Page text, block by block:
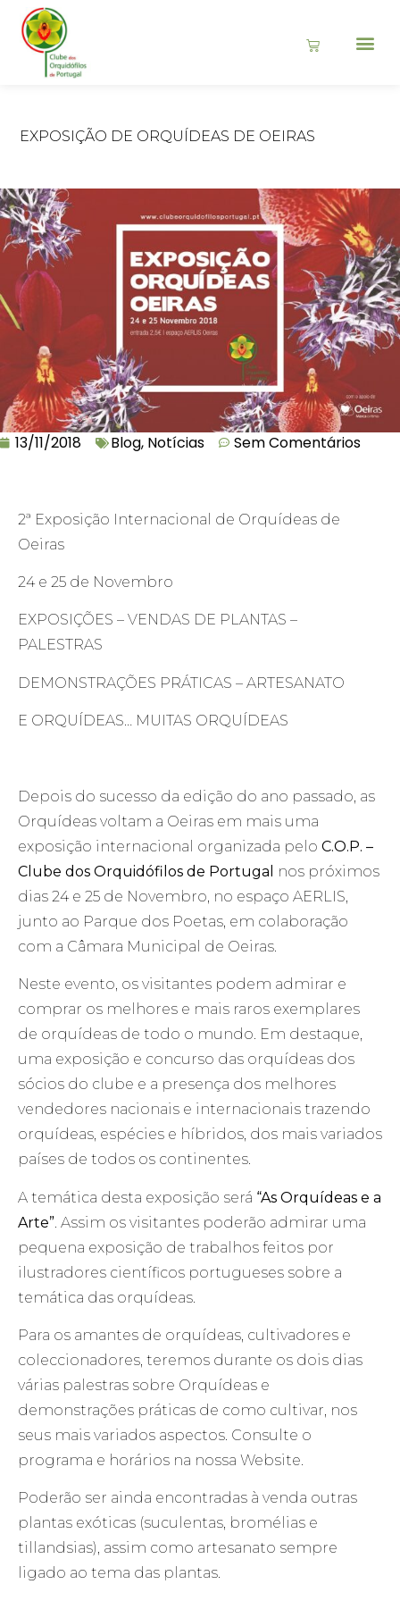
EXPOSIÇÃO DE ORQUÍDEAS DE OEIRAS
13/11/2018 Blog, Notícias Sem Comentários
2ª Exposição Internacional de Orquídeas de
Oeiras
24 e 25 de Novembro
EXPOSIÇÕES – VENDAS DE PLANTAS –
PALESTRAS
DEMONSTRAÇÕES PRÁTICAS – ARTESANATO
E ORQUÍDEAS… MUITAS ORQUÍDEAS
Depois do sucesso da edição do ano passado, as
Orquídeas voltam a Oeiras em mais uma
exposição internacional organizada pelo C.O.P. –
Clube dos Orquidófilos de Portugal
nos próximos
dias 24 e 25 de Novembro, no espaço AERLIS,
junto ao Parque dos Poetas, em colaboração
com a Câmara Municipal de Oeiras.
Neste evento, os visitantes podem admirar e
comprar os melhores e mais raros exemplares
de orquídeas de todo o mundo. Em destaque,
uma exposição e concurso das orquídeas dos
sócios do clube e a presença dos melhores
vendedores nacionais e internacionais trazendo
orquídeas, espécies e híbridos, dos mais variados
países de todos os continentes.
A temática desta exposição será “As Orquídeas e a
Arte” . Assim os visitantes poderão admirar uma
pequena exposição de trabalhos feitos por
ilustradores científicos portugueses sobre a
temática das orquídeas.
Para os amantes de orquídeas, cultivadores e
coleccionadores, teremos durante os dois dias
várias palestras sobre Orquídeas e
demonstrações práticas de como cultivar, nos
seus mais variados aspectos. Consulte o
programa e horários na nossa Website.
Poderão ser ainda encontradas à venda outras
plantas exóticas (suculentas, bromélias e
tillandsias), assim como artesanato sempre
ligado ao tema das plantas.